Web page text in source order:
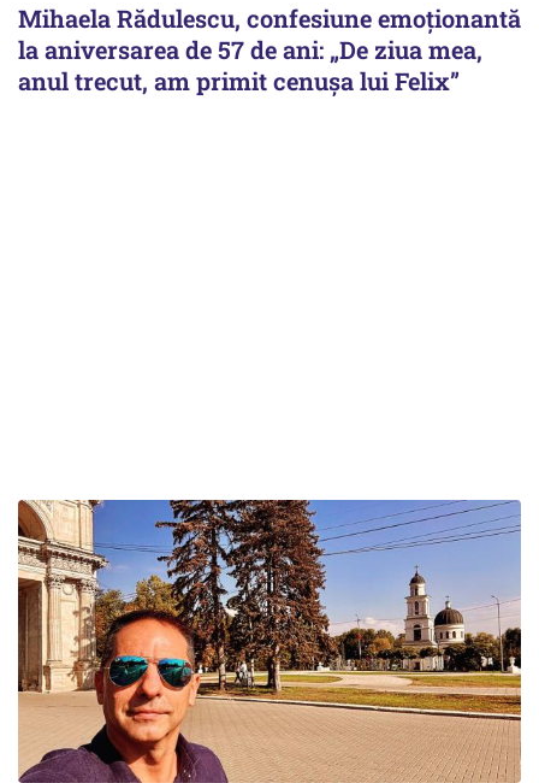
Mihaela Rădulescu, confesiune emoționantă
la aniversarea de 57 de ani: „De ziua mea,
anul trecut, am primit cenușa lui Felix”